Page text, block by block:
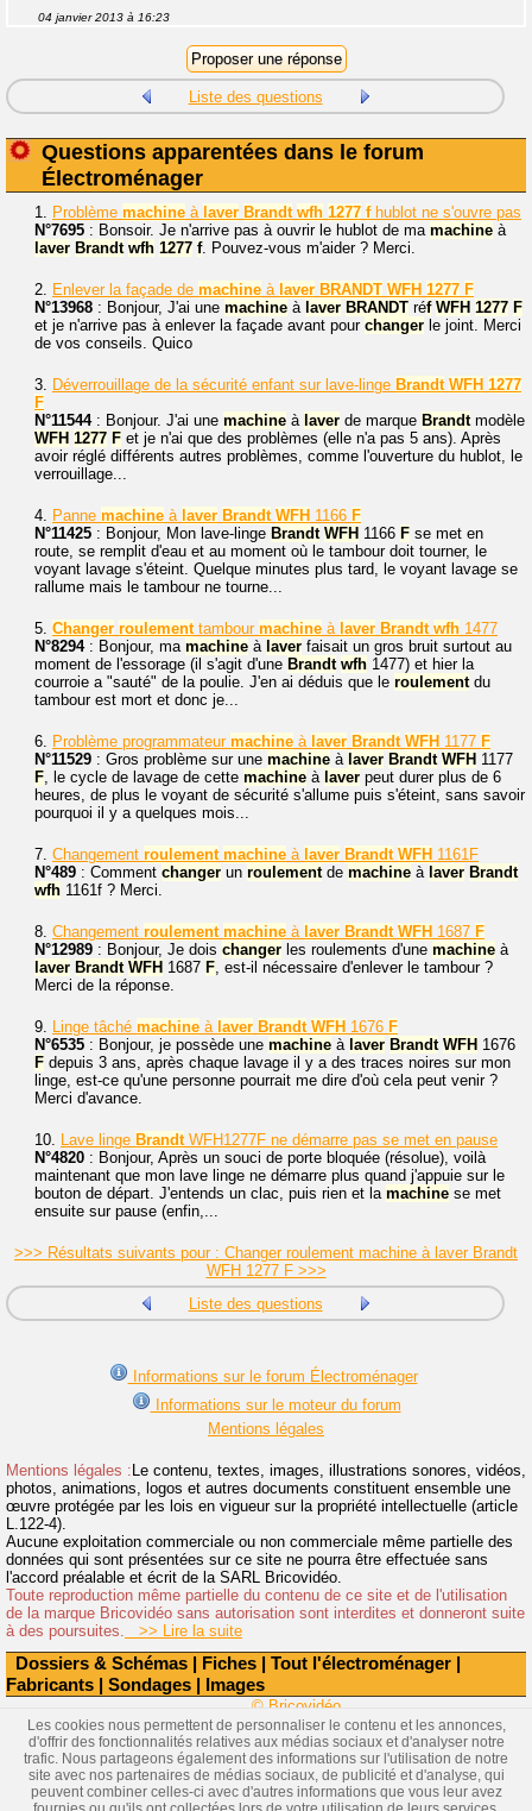
Dossiers & Schémas | Fiches | Tout l'électroménager |
Fabricants | Sondages | Images
04 janvier 2013 à 16:23
Liste des questions
Questions apparentées dans le forum
Électroménager
1. Problème machine à laver Brandt wfh 1277 fhublot ne s'ouvre pas
N°7695 : Bonsoir. Je n'arrive pas à ouvrir le hublot de ma machine à
laver Brandt wfh 1277 f. Pouvez-vous m'aider ? Merci.
2. Enlever la façade de machine à laver BRANDT WFH 1277 F
N°13968 : Bonjour, J'ai une machine à laver BRANDT réf WFH 1277 F
et je n'arrive pas à enlever la façade avant pour changer le joint. Merci
de vos conseils. Quico
3. Déverrouillage de la sécurité enfant sur lave-linge Brandt WFH 1277
F
N°11544: Bonjour. J'ai une machine à laver de marque Brandtmodèle
WFH 1277 F et je n'ai que des problèmes (elle n'a pas 5 ans). Après
avoir réglé différents autres problèmes, comme l'ouverture du hublot, le
verrouillage...
4. Panne machine à laver Brandt WFH 1166 F
N°11425 : Bonjour, Mon lave-linge Brandt WFH 1166 F se met en
route, se remplit d'eau et au moment où le tambour doit tourner, le
voyant lavage s'éteint. Quelque minutes plus tard, le voyant lavage se
rallume mais le tambour ne tourne...
5. Changer roulementtambour machine à laver Brandt wfh 1477
N°8294: Bonjour, ma machine à laver faisait un gros bruit surtout au
moment de l'essorage (il s'agit d'une Brandt wfh 1477) et hier la
courroie a "sauté" de la poulie. J'en ai déduis que le roulementdu
tambour est mort et donc je...
6. Problème programmateur machine à laver Brandt WFH 1177 F
N°11529 : Gros problème sur une machine à laver Brandt WFH 1177
F, le cycle de lavage de cette machine à laver peut durer plus de 6
heures, de plus le voyant de sécurité s'allume puis s'éteint, sans savoir
pourquoi il y a quelques mois...
7. Changement roulement machine à laver Brandt WFH 1161F
N°489 : Comment changer un roulementde machine à laver Brandt
wfh 1161f ? Merci.
8. Changement roulement machine à laver Brandt WFH 1687 F
N°12989 : Bonjour, Je dois changer les roulements d'une machine à
laver Brandt WFH 1687 F, est-il nécessaire d'enlever le tambour ?
Merci de la réponse.
9. Linge tâché machine à laver Brandt WFH 1676 F
N°6535 : Bonjour, je possède une machine à laver Brandt WFH 1676
F depuis 3 ans, après chaque lavage il y a des traces noires sur mon
linge, est-ce qu'une personne pourrait me dire d'où cela peut venir ?
Merci d'avance.
10. Lave linge BrandtWFH1277F ne démarre pas se met en pause
N°4820 : Bonjour, Après un souci de porte bloquée (résolue), voilà
maintenant que mon lave linge ne démarre plus quand j'appuie sur le
bouton de départ. J'entends un clac, puis rien et la machine se met
ensuite sur pause (enfin,...
>>> Résultats suivants pour : Changer roulement machine à laver Brandt
WFH 1277 F >>>
Liste des questions
Informations sur le forum Électroménager
Informations sur le moteur du forum
Mentions légales
Mentions légales : Le contenu, textes, images, illustrations sonores, vidéos,
photos, animations, logos et autres documents constituent ensemble une
œuvre protégée par les lois en vigueur sur la propriété intellectuelle (article
L.122-4).
Aucune exploitation commerciale ou non commerciale même partielle des
données qui sont présentées sur ce site ne pourra être effectuée sans
l'accord préalable et écrit de la SARL Bricovidéo.
Toute reproduction même partielle du contenu de ce site et de l'utilisation
de la marque Bricovidéo sans autorisation sont interdites et donneront suite
à des poursuites. >> Lire la suite
© Bricovidéo
Les cookies nous permettent de personnaliser le contenu et les annonces,
d'offrir des fonctionnalités relatives aux médias sociaux et d'analyser notre
trafic. Nous partageons également des informations sur l'utilisation de notre
site avec nos partenaires de médias sociaux, de publicité et d'analyse, qui
peuvent combiner celles-ci avec d'autres informations que vous leur avez